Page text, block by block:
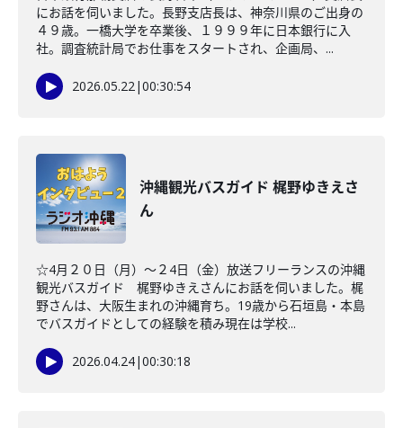
にお話を伺いました。長野支店長は、神奈川県のご出身の
４９歳。一橋大学を卒業後、１９９９年に日本銀行に入
社。調査統計局でお仕事をスタートされ、企画局、...
2026.05.22|00:30:54
沖縄観光バスガイド 梶野ゆきえさ
ん
☆4月２０日（月）～２4日（金）放送フリーランスの沖縄
観光バスガイド 梶野ゆきえさんにお話を伺いました。梶
野さんは、大阪生まれの沖縄育ち。19歳から石垣島・本島
でバスガイドとしての経験を積み現在は学校...
2026.04.24|00:30:18